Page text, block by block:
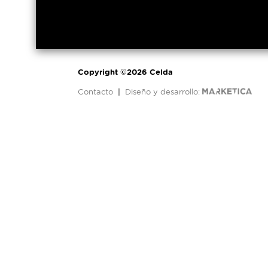
Copyright ©2026 Celda
Contacto Diseño y desarrollo: